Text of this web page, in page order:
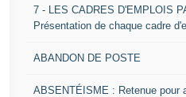
7 - LES CADRES D'EMPLOIS
Présentation de chaque cadre
ABANDON DE POSTE
ABSENTÉISME : Retenue pour